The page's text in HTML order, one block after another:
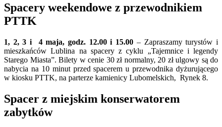
Spacery weekendowe z przewodnikiem
PTTK
1, 2, 3 i 4 maja, godz. 12.00 i 15.00 – Zapraszamy turystów i
mieszkańców Lublina na spacery z cyklu „Tajemnice i legendy
Starego Miasta”. Bilety w cenie 30 zł normalny, 20 zł ulgowy są do
nabycia na 10 minut przed spacerem u przewodnika dyżurującego
w kiosku PTTK, na parterze kamienicy Lubomelskich, Rynek 8.
Spacer z miejskim konserwatorem
zabytków